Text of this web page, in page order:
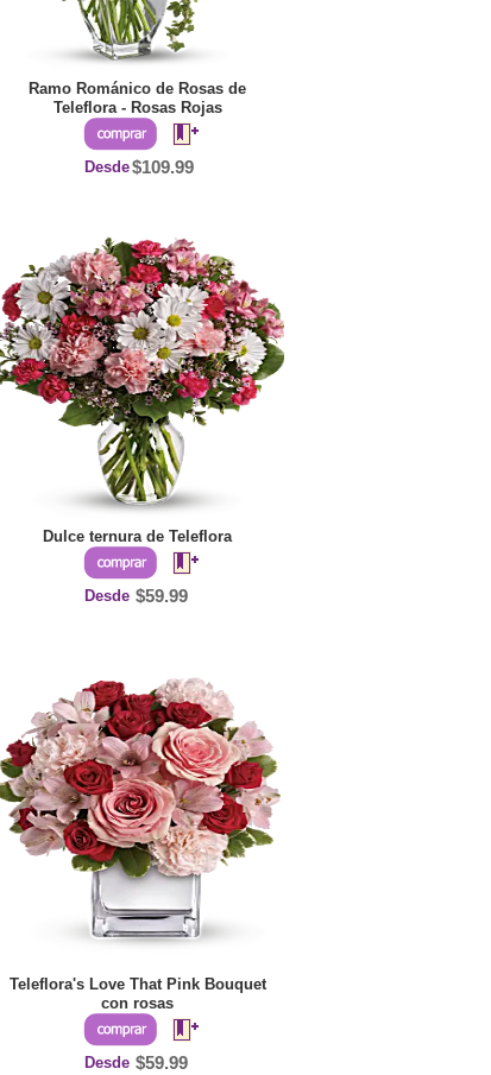
Ramo Románico de Rosas de
Teleflora - Rosas Rojas
Desde$109.99
Dulce ternura de Teleflora
Desde $59.99
Teleflora's Love That Pink Bouquet
con rosas
Desde $59.99